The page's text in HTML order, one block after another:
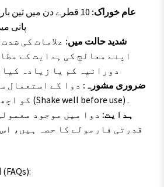
عام خوراک:
10 قطرے دن میں تین
پانی
شدید حالت میں: علامات کی
اپنے معالج کی ہدایت کے
دورانیہ کم یا زیادہ کیا
ضروری مشورہ: دوا کے استعمال
ہدایت: دوا میں موجود
قدرتی فارمولے کا حصہ ہیں،
اکثر پوچھے گئے سوالات (FAQs):